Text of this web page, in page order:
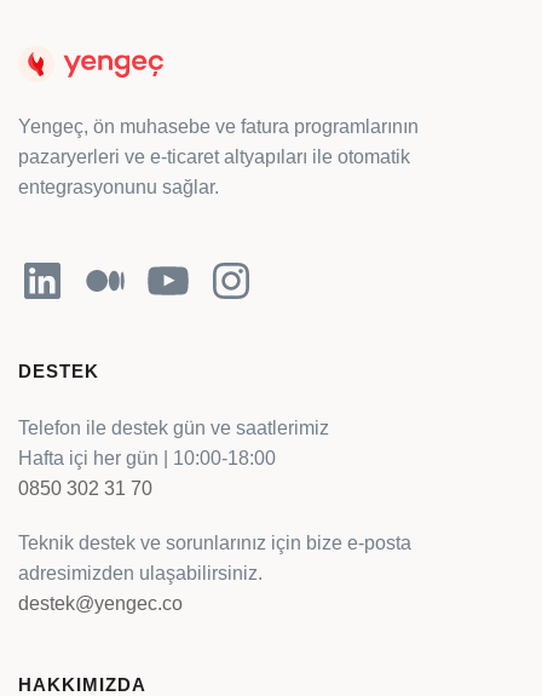
Yengeç, ön muhasebe ve fatura programlarının
pazaryerleri ve e-ticaret altyapıları ile otomatik
entegrasyonunu sağlar.
LinkedInOrta YouTubeInstagram
DESTEK
Telefon ile destek gün ve saatlerimiz
Hafta içi her gün | 10:00-18:00
0850 302 31 70
Teknik destek ve sorunlarınız için bize e-posta
adresimizden ulaşabilirsiniz.
destek@yengec.co
HAKKIMIZDA